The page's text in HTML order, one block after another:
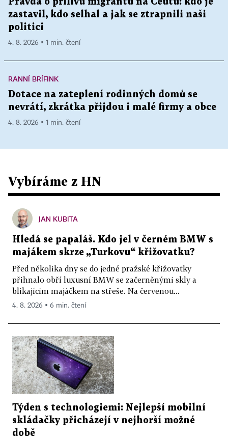
Pravda o přílivu migrantů na Ceutu: kdo je
zastavil, kdo selhal a jak se ztrapnili naši
politici
4. 8. 2026 ▪ 1 min. čtení
RANNÍ BRÍFINK
Dotace na zateplení rodinných domů se
nevrátí, zkrátka přijdou i malé firmy a obce
4. 8. 2026 ▪ 1 min. čtení
Vybíráme z HN
JAN KUBITA
Hledá se papaláš. Kdo jel v černém BMW s
majákem skrze „Turkovu“ křižovatku?
Před několika dny se do jedné pražské křižovatky
přihnalo obří luxusní BMW se začerněnými skly a
blikajícím majáčkem na střeše. Na červenou...
4. 8. 2026 ▪ 6 min. čtení
Týden s technologiemi: Nejlepší mobilní
skládačky přicházejí v nejhorší možné
době